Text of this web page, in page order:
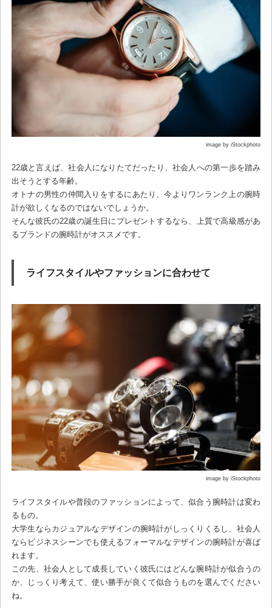
image by iStockphoto
22歳と言えば、社会人になりたてだったり、社会人への第一歩を踏み
出そうとする年齢。
オトナの男性の仲間入りをするにあたり、今よりワンランク上の腕時
計が欲しくなるのではないでしょうか。
そんな彼氏の22歳の誕生日にプレゼントするなら、上質で高級感があ
るブランドの腕時計がオススメです。
ライフスタイルやファッションに合わせて
image by iStockphoto
ライフスタイルや普段のファッションによって、似合う腕時計は変わ
るもの。
大学生ならカジュアルなデザインの腕時計がしっくりくるし、社会人
ならビジネスシーンでも使えるフォーマルなデザインの腕時計が喜ば
れます。
この先、社会人として成長していく彼氏にはどんな腕時計が似合うの
か、じっくり考えて、使い勝手が良くて似合うものを選んでください
ね。